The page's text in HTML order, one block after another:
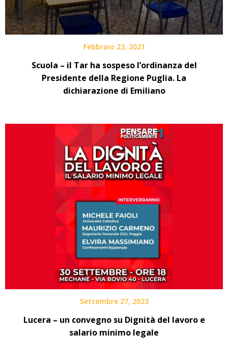
Febbraio 23, 2021
Scuola – il Tar ha sospeso l’ordinanza del
Presidente della Regione Puglia. La
dichiarazione di Emiliano
Settembre 27, 2023
Lucera – un convegno su Dignità del lavoro e
salario minimo legale